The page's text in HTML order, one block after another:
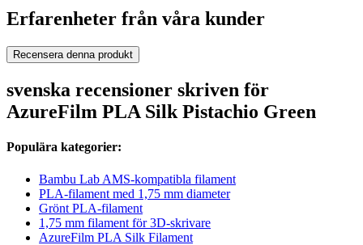
Erfarenheter från våra kunder
Recensera denna produkt
svenska recensioner skriven för
AzureFilm PLA Silk Pistachio Green
Populära kategorier:
Bambu Lab AMS-kompatibla filament
PLA-filament med 1,75 mm diameter
Grönt PLA-filament
1,75 mm filament för 3D-skrivare
AzureFilm PLA Silk Filament